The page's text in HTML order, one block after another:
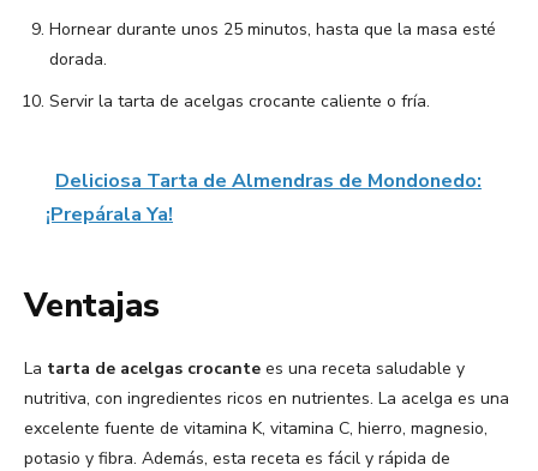
Hornear durante unos 25 minutos, hasta que la masa esté
dorada.
Servir la tarta de acelgas crocante caliente o fría.
Deliciosa Tarta de Almendras de Mondonedo:
¡Prepárala Ya!
Ventajas
La tarta de acelgas crocante es una receta saludable y
nutritiva, con ingredientes ricos en nutrientes. La acelga es una
excelente fuente de vitamina K, vitamina C, hierro, magnesio,
potasio y fibra. Además, esta receta es fácil y rápida de